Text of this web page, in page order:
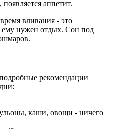
появляется аппетит.
вливания - это
ему нужен отдых. Сон под
рекомендации
каши, овощи - ничего